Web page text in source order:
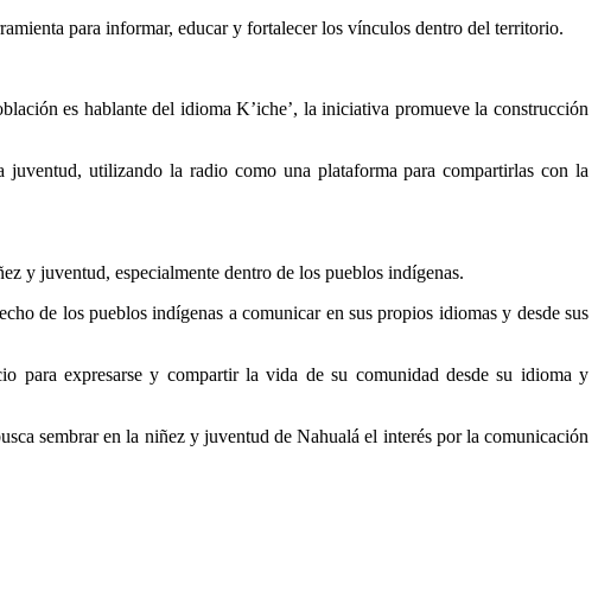
para informar, educar y fortalecer los vínculos dentro del territorio.
es hablante del idioma K’iche’, la iniciativa promueve la construcción
utilizando la radio como una plataforma para compartirlas con la
y juventud, especialmente dentro de los pueblos indígenas.
de los pueblos indígenas a comunicar en sus propios idiomas y desde sus
para expresarse y compartir la vida de su comunidad desde su idioma y
sembrar en la niñez y juventud de Nahualá el interés por la comunicación